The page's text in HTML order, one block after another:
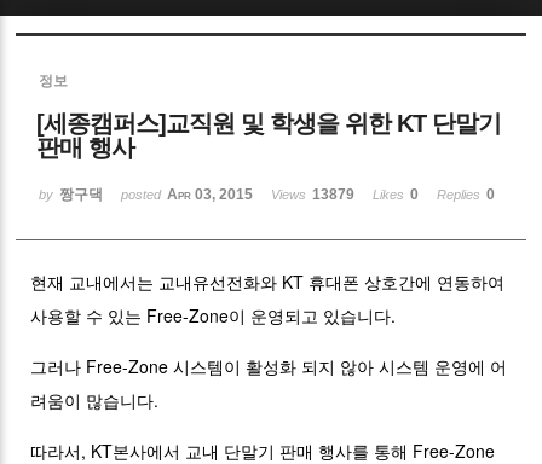
정보
[세종캠퍼스]교직원 및 학생을 위한 KT 단말기
판매 행사
by 짱구댁 posted Apr 03, 2015 Views 13879 Likes 0 Replies 0
현재 교내에서는 교내유선전화와 KT 휴대폰 상호간에 연동하여
사용할 수 있는 Free-Zone이 운영되고 있습니다.
그러나 Free-Zone 시스템이 활성화 되지 않아 시스템 운영에 어
려움이 많습니다.
따라서, KT본사에서 교내 단말기 판매 행사를 통해 Free-Zone
Sketchbook5, 스케치북5
Sketchbook5, 스케치북5